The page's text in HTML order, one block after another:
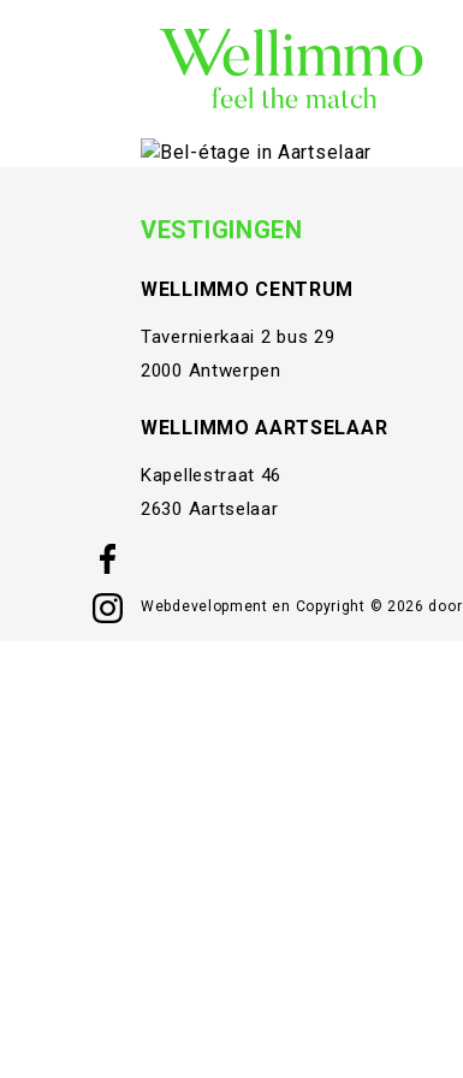
VESTIGINGEN
WELLIMMO CENTRUM
Tavernierkaai 2 bus 29
2000 Antwerpen
WELLIMMO AARTSELAAR
Kapellestraat 46
2630 Aartselaar
Webdevelopment en Copyright © 2026 door